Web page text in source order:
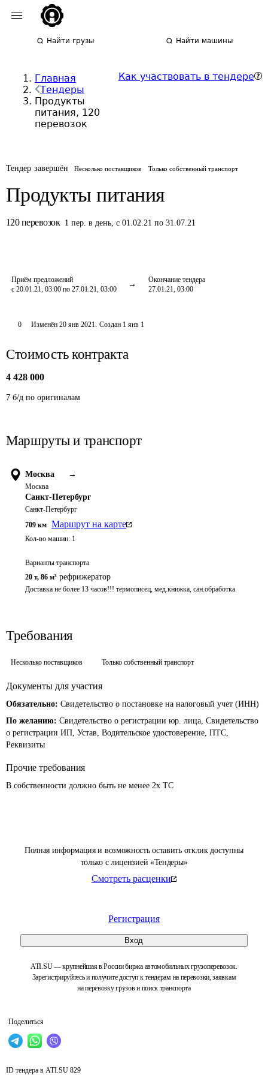
Найти грузы Найти машины
Главная
Тендеры
Продукты
питания, 120
перевозок
Как участвовать в тендере
Тендер завершён Несколько поставщиков Только собственный транспорт
Продукты питания
120 перевозок 1 пер. в день,с 01.02.21 по 31.07.21
Приём предложений
с 20.01.21, 03:00 по 27.01.21, 03:00
Окончание тендера
27.01.21, 03:00
Полная информация и возможность оставить отклик доступны
только с лицензией «Тендеры»
Смотреть расценки
Регистрация
Вход
ATI.SU — крупнейшая в России биржа автомобильных грузоперевозок.
Зарегистрируйтесь и получите доступ к тендерам на перевозки, заявкам
на перевозку грузов и поиск транспорта
Поделиться
0 Изменён 20 янв 2021. Создан 1 янв 1
Стоимость контракта
4 428 000
7 б/д по оригиналам
Маршруты и транспорт
Москва →
Москва
Санкт-Петербург
Санкт-Петербург
709 км Маршрут на карте
Кол-во машин: 1
Варианты транспорта
20 т, 86 м³ рефрижератор
Доставка не более 13 часов!!! термописец, мед.книжка, сан.обработка
Требования
Несколько поставщиков Только собственный транспорт
Документы для участия
Обязательно: Свидетельство о постановке на налоговый учет (ИНН)
По желанию: Свидетельство о регистрации юр. лица, Свидетельство
о регистрации ИП, Устав, Водительское удостоверение, ПТС,
Реквизиты
Прочие требования
В собственности должно быть не менее 2х ТС
ID тендера в ATI.SU 829